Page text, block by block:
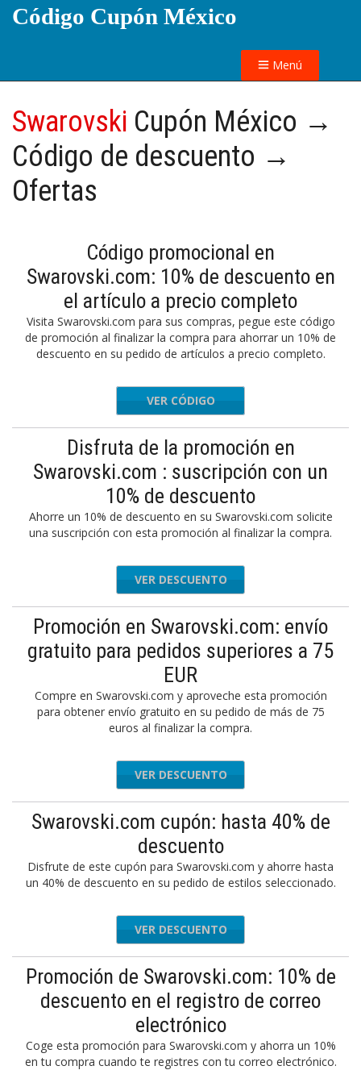
Código Cupón México
Menú
Swarovski Cupón México →
Código de descuento →
Ofertas
Código promocional en
Swarovski.com: 10% de descuento en
el artículo a precio completo
Visita Swarovski.com para sus compras, pegue este código
de promoción al finalizar la compra para ahorrar un 10% de
descuento en su pedido de artículos a precio completo.
ENNGO10
VER CÓDIGO
Disfruta de la promoción en
Swarovski.com : suscripción con un
10% de descuento
Ahorre un 10% de descuento en su Swarovski.com solicite
una suscripción con esta promoción al finalizar la compra.
VER DESCUENTO
Promoción en Swarovski.com: envío
gratuito para pedidos superiores a 75
EUR
Compre en Swarovski.com y aproveche esta promoción
para obtener envío gratuito en su pedido de más de 75
euros al finalizar la compra.
VER DESCUENTO
Swarovski.com cupón: hasta 40% de
descuento
Disfrute de este cupón para Swarovski.com y ahorre hasta
un 40% de descuento en su pedido de estilos seleccionado.
VER DESCUENTO
Promoción de Swarovski.com: 10% de
descuento en el registro de correo
electrónico
Coge esta promoción para Swarovski.com y ahorra un 10%
en tu compra cuando te registres con tu correo electrónico.